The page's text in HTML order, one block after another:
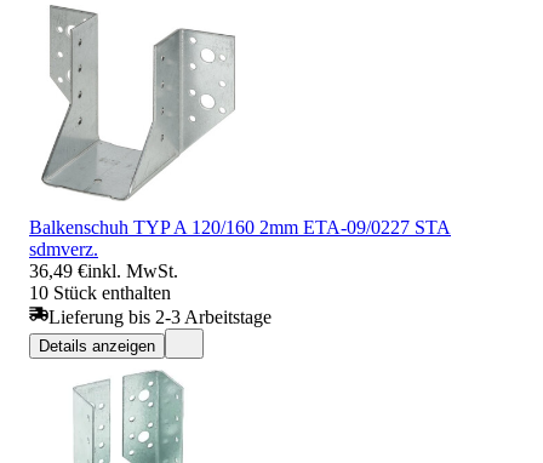
Balkenschuh TYP A 120/160 2mm ETA-09/0227 STA
sdmverz.
36,49 €inkl. MwSt.
10 Stück enthalten
Lieferung bis 2-3 Arbeitstage
Details anzeigen